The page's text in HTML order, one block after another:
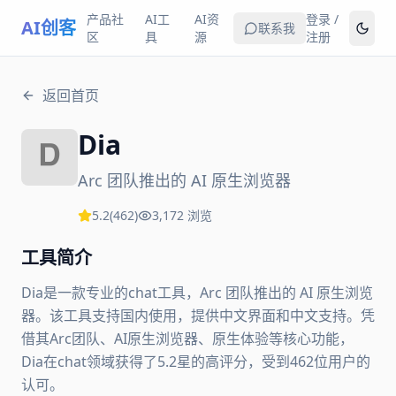
AI创客
产品社
区
AI工
具
AI资
源
联系我
登录 /
注册
返回首页
Dia
Arc 团队推出的 AI 原生浏览器
5.2(462) 3,172 浏览
工具简介
Dia是一款专业的chat工具，Arc 团队推出的 AI 原生浏览
器。该工具支持国内使用，提供中文界面和中文支持。凭
借其Arc团队、AI原生浏览器、原生体验等核心功能，
Dia在chat领域获得了5.2星的高评分，受到462位用户的
认可。